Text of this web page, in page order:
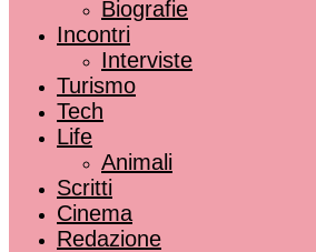
Biografie
Incontri
Interviste
Turismo
Tech
Life
Animali
Scritti
Cinema
Redazione